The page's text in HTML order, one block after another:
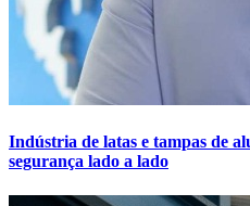
Indústria de latas e tampas de
segurança lado a lado